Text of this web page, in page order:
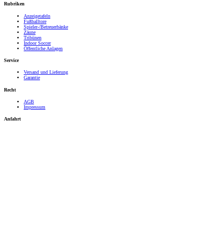
Rubriken
Anzeigetafeln
Fußballtore
Spieler-/Betreuerbänke
Zäune
Tribünen
Indoor Soccer
Öffentliche Anlagen
Service
Versand und Lieferung
Garantie
Recht
AGB
Impressum
Anfahrt